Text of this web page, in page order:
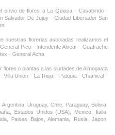
envio de flores a La Quiaca - Casabindo -
Salvador De Jujuy - Ciudad Libertador San
nuestras florerias asociadas realizamos el
Pico - Intendente Alvear - Guatrache
- General Acha
flores o plantas a las ciudades de Aimogasta
Villa Union - La Rioja - Patquia - Chamical -
Uruguay, Chile, Paraguay, Bolivia,
Estados Unidos (USA), Mexico, Italia,
Paises Bajos, Alemania, Rusia, Japon,